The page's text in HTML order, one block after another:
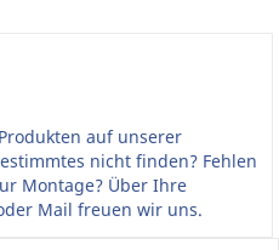
auf unserer
nicht finden? Fehlen
Montage? Über Ihre
Mail freuen wir uns.